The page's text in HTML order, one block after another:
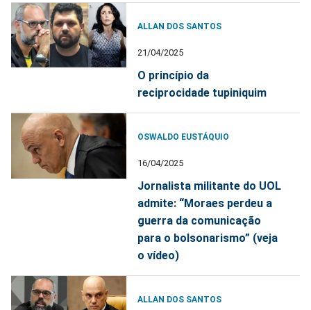
ALLAN DOS SANTOS
21/04/2025
O princípio da
reciprocidade tupiniquim
OSWALDO EUSTÁQUIO
16/04/2025
Jornalista militante do UOL
admite: “Moraes perdeu a
guerra da comunicação
para o bolsonarismo” (veja
o vídeo)
ALLAN DOS SANTOS